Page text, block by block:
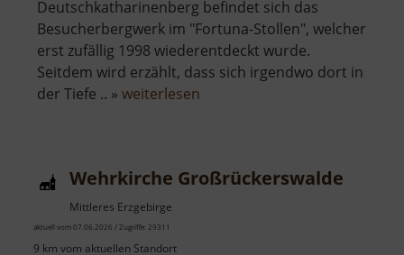
Deutschkatharinenberg befindet sich das
Besucherbergwerk im "Fortuna-Stollen", welcher
erst zufällig 1998 wiederentdeckt wurde.
Seitdem wird erzählt, dass sich irgendwo dort in
der Tiefe .. » weiterlesen
Wehrkirche Großrückerswalde
Mittleres Erzgebirge
aktuell vom 07.06.2026 / Zugriffe: 29311
9 km vom aktuellen Standort